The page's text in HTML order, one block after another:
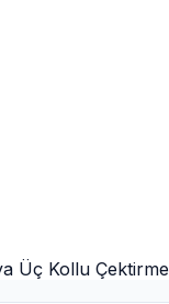
Üç Kollu Çektirme